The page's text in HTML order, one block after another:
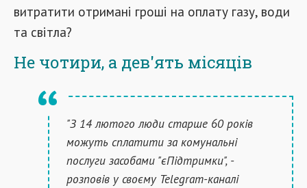
витратити отримані гроші на оплату газу, води
та світла?
Не чотири, а дев'ять місяців
"З 14 лютого люди старше 60 років
можуть сплатити за комунальні
послуги засобами "єПідтримки", -
розповів у своєму Telegram-каналі